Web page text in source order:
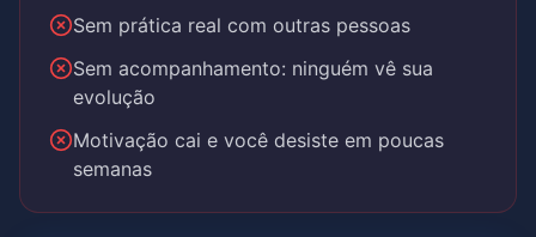
Sem prática real com outras pessoas
Sem acompanhamento: ninguém vê sua
evolução
Motivação cai e você desiste em poucas
semanas